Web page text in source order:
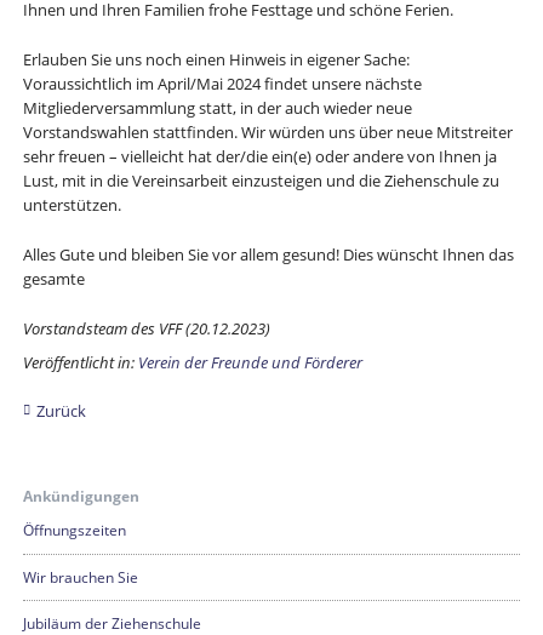
Ihnen und Ihren Familien frohe Festtage und schöne Ferien.
Erlauben Sie uns noch einen Hinweis in eigener Sache:
Voraussichtlich im April/Mai 2024 findet unsere nächste
Mitgliederversammlung statt, in der auch wieder neue
Vorstandswahlen stattfinden. Wir würden uns über neue Mitstreiter
sehr freuen – vielleicht hat der/die ein(e) oder andere von Ihnen ja
Lust, mit in die Vereinsarbeit einzusteigen und die Ziehenschule zu
unterstützen.
Alles Gute und bleiben Sie vor allem gesund! Dies wünscht Ihnen das
gesamte
Vorstandsteam des VFF (20.12.2023)
Veröffentlicht in: Verein der Freunde und Förderer
Zurück
Ankündigungen
Öffnungszeiten
Wir brauchen Sie
Jubiläum der Ziehenschule